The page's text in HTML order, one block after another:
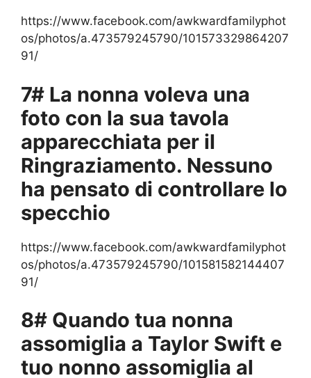
https://www.facebook.com/awkwardfamilyphot
os/photos/a.473579245790/101573329864207
91/
7# La nonna voleva una
foto con la sua tavola
apparecchiata per il
Ringraziamento. Nessuno
ha pensato di controllare lo
specchio
https://www.facebook.com/awkwardfamilyphot
os/photos/a.473579245790/101581582144407
91/
8# Quando tua nonna
assomiglia a Taylor Swift e
tuo nonno assomiglia al